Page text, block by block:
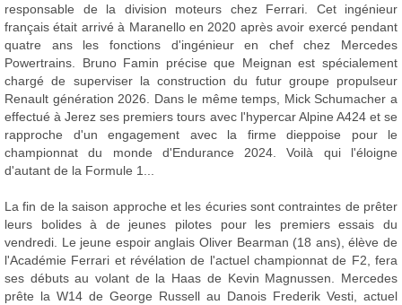
responsable de la division moteurs chez Ferrari. Cet ingénieur
français était arrivé à Maranello en 2020 après avoir exercé pendant
quatre ans les fonctions d'ingénieur en chef chez Mercedes
Powertrains. Bruno Famin précise que Meignan est spécialement
chargé de superviser la construction du futur groupe propulseur
Renault génération 2026. Dans le même temps, Mick Schumacher a
effectué à Jerez ses premiers tours avec l'hypercar Alpine A424 et se
rapproche d'un engagement avec la firme dieppoise pour le
championnat du monde d'Endurance 2024. Voilà qui l'éloigne
d'autant de la Formule 1...
La fin de la saison approche et les écuries sont contraintes de prêter
leurs bolides à de jeunes pilotes pour les premiers essais du
vendredi. Le jeune espoir anglais Oliver Bearman (18 ans), élève de
l'Académie Ferrari et révélation de l'actuel championnat de F2, fera
ses débuts au volant de la Haas de Kevin Magnussen. Mercedes
prête la W14 de George Russell au Danois Frederik Vesti, actuel